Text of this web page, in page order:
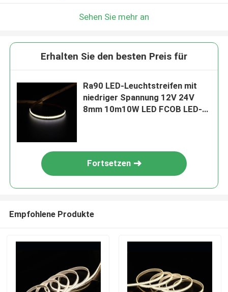
Sehen Sie mehr an
Erhalten Sie den besten Preis für
Ra90 LED-Leuchtstreifen mit
niedriger Spannung 12V 24V
8mm 10m10W LED FCOB LED-
Fortsetzen
Empfohlene Produkte